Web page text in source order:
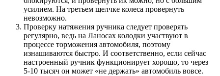
усилием. На третьем щелчке колеса провернуть
невозможно.
Проверку натяжения ручника следует проверять
регулярно, ведь на Ланосах колодки участвуют в
процессе торможения автомобиля, поэтому
изнашиваются быстро. И соответственно, если сейчас
настроенный ручник функционирует хорошо, то через
5-10 тысяч он может «не держать» автомобиль вовсе.